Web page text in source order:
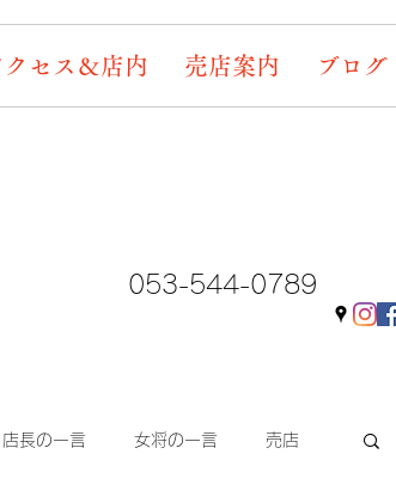
クセス＆店内 売店案内 ブログ
053-544-0789
店長の一言 女将の一言 売店